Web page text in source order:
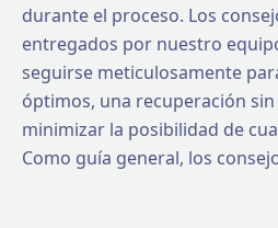
durante el proceso. Los
entregados por nuestro
seguirse meticulosamente
óptimos, una recuperación
minimizar la posibilidad de
Como guía general, los